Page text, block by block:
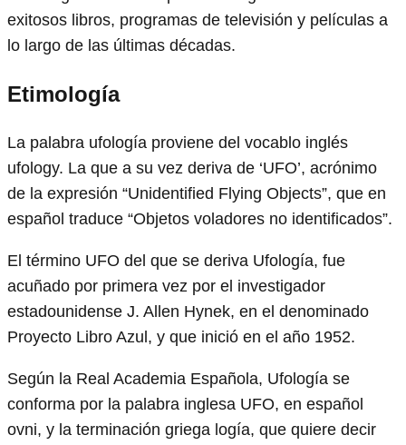
exitosos libros, programas de televisión y películas a
lo largo de las últimas décadas.
Etimología
La palabra ufología proviene del vocablo inglés
ufology. La que a su vez deriva de ‘UFO’, acrónimo
de la expresión “Unidentified Flying Objects”, que en
español traduce “Objetos voladores no identificados”.
El término UFO del que se deriva Ufología, fue
acuñado por primera vez por el investigador
estadounidense J. Allen Hynek, en el denominado
Proyecto Libro Azul, y que inició en el año 1952.
Según la Real Academia Española, Ufología se
conforma por la palabra inglesa UFO, en español
ovni, y la terminación griega logía, que quiere decir